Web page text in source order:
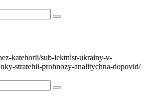
katehorii/sub-iektnist-ukrainy-v-
stratehii-prohnozy-analitychna-dopovid/